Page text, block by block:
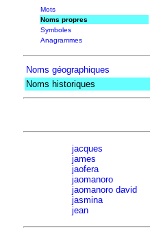
Mots
Noms propres
Symboles
Anagrammes
Noms géographiques
Noms historiques
jacques
james
jaofera
jaomanoro
jaomanoro david
jasmina
jean